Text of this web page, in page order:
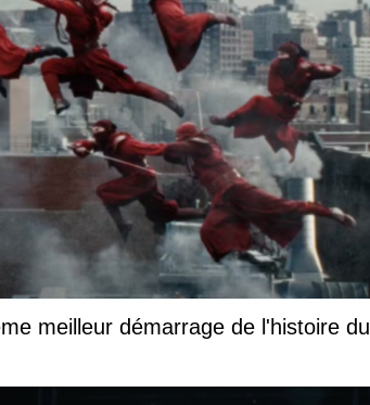
meilleur démarrage de l'histoire du